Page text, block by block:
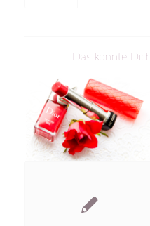
Das könnte